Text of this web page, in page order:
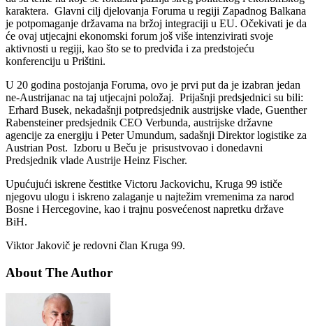
karaktera. Glavni cilj djelovanja Foruma u regiji Zapadnog Balkana
je potpomaganje državama na bržoj integraciji u EU. Očekivati je da
će ovaj utjecajni ekonomski forum još više intenzivirati svoje
aktivnosti u regiji, kao što se to predviđa i za predstojeću
konferenciju u Prištini.
U 20 godina postojanja Foruma, ovo je prvi put da je izabran jedan
ne-Austrijanac na taj utjecajni položaj. Prijašnji predsjednici su bili:
Erhard Busek, nekadašnji potpredsjednik austrijske vlade, Guenther
Rabensteiner predsjednik CEO Verbunda, austrijske državne
agencije za energiju i Peter Umundum, sadašnji Direktor logistike za
Austrian Post. Izboru u Beču je prisustvovao i donedavni
Predsjednik vlade Austrije Heinz Fischer.
Upućujući iskrene čestitke Victoru Jackovichu, Kruga 99 ističe
njegovu ulogu i iskreno zalaganje u najtežim vremenima za narod
Bosne i Hercegovine, kao i trajnu posvećenost napretku države
BiH.
Viktor Jakovič je redovni član Kruga 99.
About The Author